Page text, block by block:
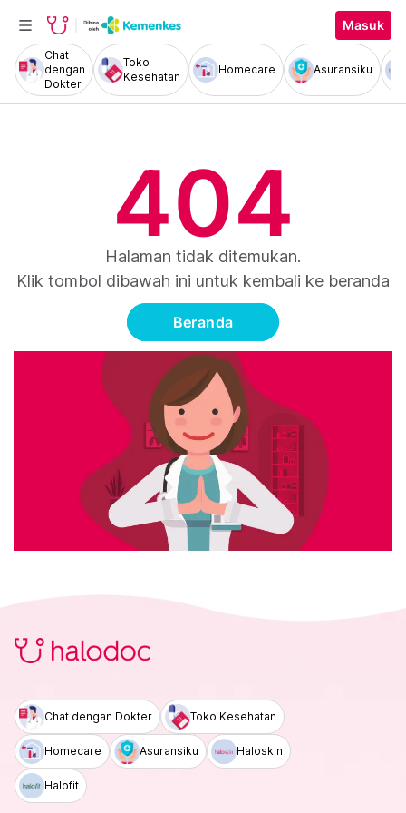
Masuk
Chat
dengan
Dokter
Toko
Kesehatan
Homecare Asuransiku
404
Halaman tidak ditemukan.
Klik tombol dibawah ini untuk kembali ke beranda
Beranda
Chat dengan Dokter Toko Kesehatan
Homecare Asuransiku Haloskin
Halofit